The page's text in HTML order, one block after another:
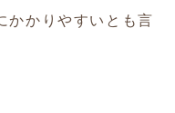
かかりやすいとも言